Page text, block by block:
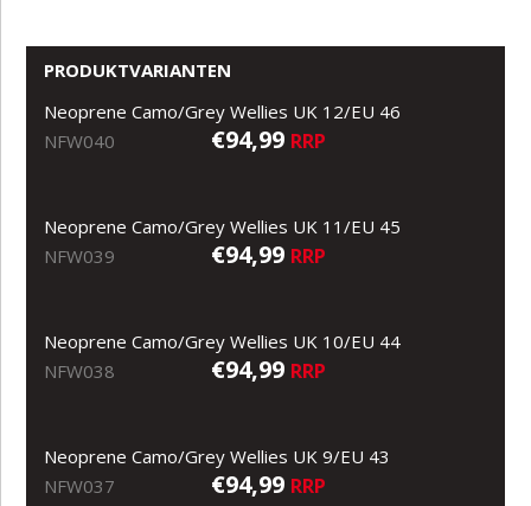
PRODUKTVARIANTEN
Neoprene Camo/Grey Wellies UK 12/EU 46
NFW040
€94,99 RRP
Neoprene Camo/Grey Wellies UK 11/EU 45
NFW039
€94,99 RRP
Neoprene Camo/Grey Wellies UK 10/EU 44
NFW038
€94,99 RRP
Neoprene Camo/Grey Wellies UK 9/EU 43
NFW037
€94,99 RRP